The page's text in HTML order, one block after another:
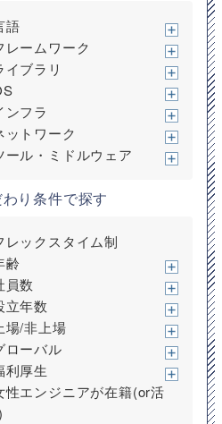
語
レームワーク
イブラリ
ンフラ
ットワーク
ール・ミドルウェア
わり条件で探す
レックスタイム制
齢
員数
立年数
場/非上場
ローバル
利厚生
性エンジニアが在籍(or活